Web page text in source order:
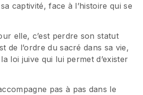
captivité, face à l’histoire qui se
elle, c’est perdre son statut
de l’ordre du sacré dans sa vie,
loi juive qui lui permet d’exister
pas à pas dans le